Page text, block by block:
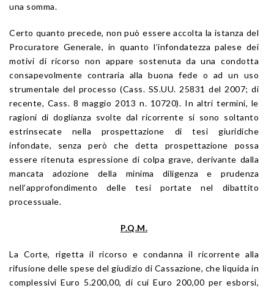
una somma.
Certo quanto precede, non può essere accolta la istanza del
Procuratore Generale, in quanto l’infondatezza palese dei
motivi di ricorso non appare sostenuta da una condotta
consapevolmente contraria alla buona fede o ad un uso
strumentale del processo (Cass. SS.UU. 25831 del 2007; di
recente, Cass. 8 maggio 2013 n. 10720). In altri termini, le
ragioni di doglianza svolte dal ricorrente si sono soltanto
estrinsecate nella prospettazione di tesi giuridiche
infondate, senza però che detta prospettazione possa
essere ritenuta espressione di colpa grave, derivante dalla
mancata adozione della minima diligenza e prudenza
nell’approfondimento delle tesi portate nel dibattito
processuale.
P.Q.M.
La Corte, rigetta il ricorso e condanna il ricorrente alla
rifusione delle spese del giudizio di Cassazione, che liquida in
complessivi Euro 5.200,00, di cui Euro 200,00 per esborsi,